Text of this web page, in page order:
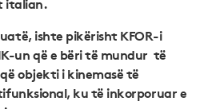
ishte pikërisht KFOR-i
un që e bëri të mundur të
objekti i kinemasë të
ku të inkorporuar e